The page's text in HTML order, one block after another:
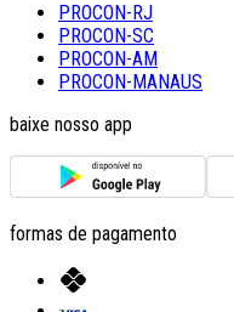
PROCON-RJ
PROCON-SC
PROCON-AM
PROCON-MANAUS
baixe nosso app
formas de pagamento